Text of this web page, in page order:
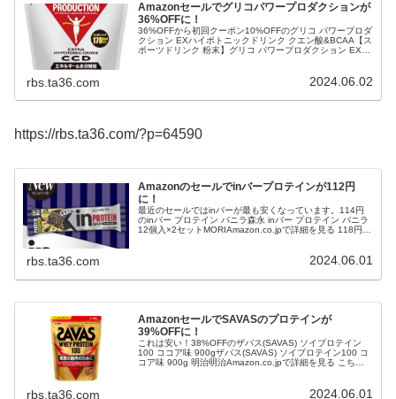
Amazonセールでグリコパワープロダクションが
36%OFFに！
36%OFFから初回クーポン10%OFFのグリコ パワープロダ
クション EXハイポトニックドリンク クエン酸&BCAA【ス
ポーツドリンク 粉末】グリコ パワープロダクション EXハ
酸 葉酸 個包装 パウダー ビタミングリコAmazon.co.jpで詳
rbs.ta36.com 2024.06.02
https://rbs.ta36.com/?p=64590
Amazonのセールでinバープロテインが112円
に！
最近のセールではinバーが最も安くなっています。114円
のinバー プロテイン バニラ森永 inバー プロテイン バニラ
12個入×2セットMORIAmazon.co.jpで詳細を見る 118円の
イクドビター【Amazon.co.jp限定】 inバー プロテイン ベ
rbs.ta36.com 2024.06.01
AmazonセールでSAVASのプロテインが
39%OFFに！
これは安い！38%OFFのザバス(SAVAS) ソイプロテイン
100 ココア味 900gザバス(SAVAS) ソイプロテイン100 コ
コア味 900g 明治明治Amazon.co.jpで詳細を見る こちら
ェイトダウン チョコレート風味 870g 明治 ソイ明治
rbs.ta36.com 2024.06.01